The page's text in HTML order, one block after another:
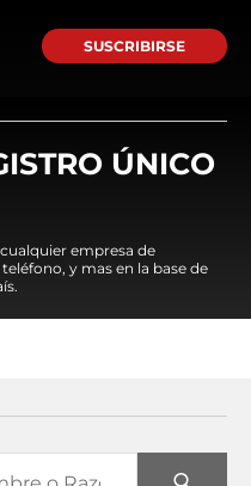
SUSCRIBIRSE
ÚNICO
empresa de
y mas en la base de